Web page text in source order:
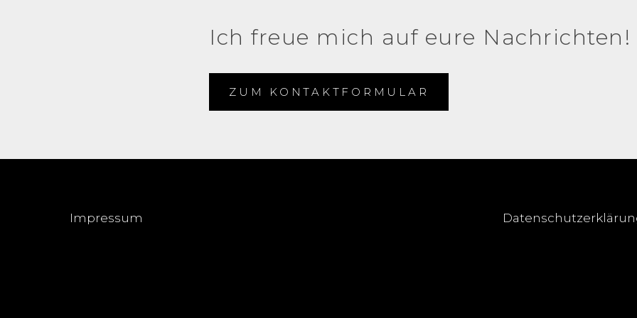
Ich freue mich auf eure Nachrichten!
ZUM KONTAKTFORMULAR
Impressum